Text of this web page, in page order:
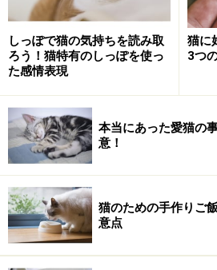
21 22 23 24 25 26 27
28 29 30 31
18 19
25 26
*記事のUPはガイドメルマガにて
※記事内容は執筆時点のものです。最
い。
※ペットは、種類や体格（体重、サイ
差があります。記事内容は全ての個体
はありません。
しっぽで猫の気持ちを読み取
ろう！猫特有のしっぽを使っ
た感情表現
猫に
3つ
本当にあった愛猫の
意！
猫のための手作りご
意点